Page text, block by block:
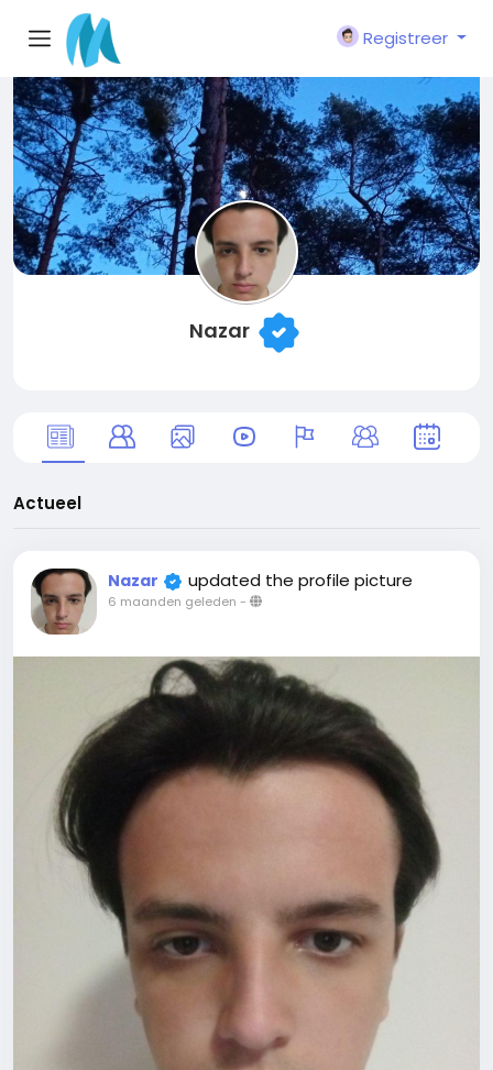
Registreer
Nazar
Actueel
Nazar updated the profile picture
6 maanden geleden -